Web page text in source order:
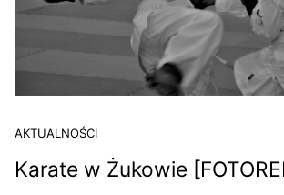
AKTUALNOŚCI
Karate w Żukowie